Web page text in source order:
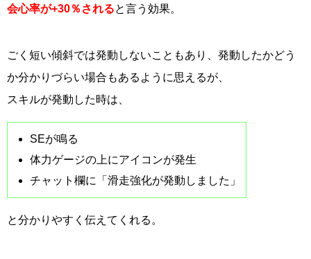
会心率が+30％されると言う効果。
ごく短い傾斜では発動しないこともあり、発動したかどう
か分かりづらい場合もあるように思えるが、
スキルが発動した時は、
SEが鳴る
体力ゲージの上にアイコンが発生
チャット欄に「滑走強化が発動しました」
と分かりやすく伝えてくれる。